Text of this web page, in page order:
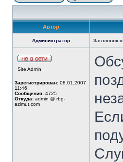
Автор
Администратор Заголовок
Site Admin
Зарегистрирован: 08.01.2007
11:46
Сообщения: 4725
Откуда: admin @ rbg-
azimut.com